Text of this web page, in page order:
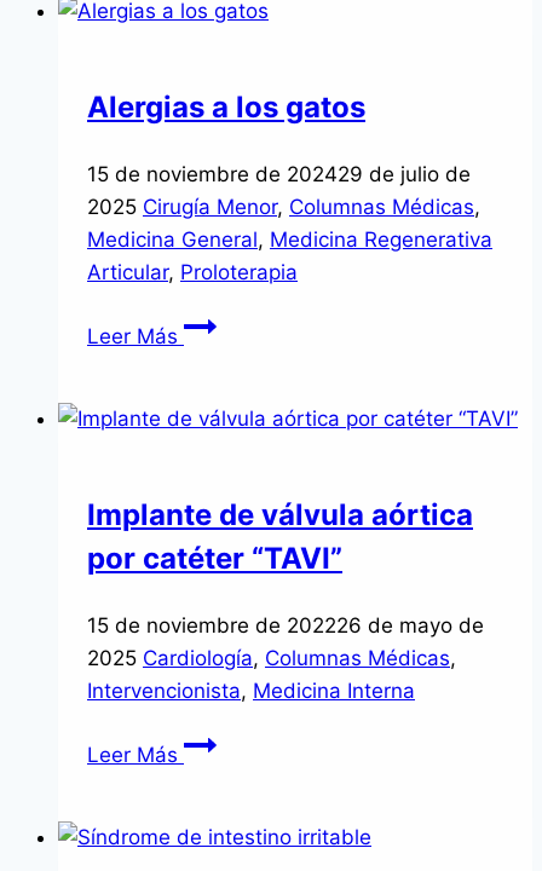
lumbalgia
Alergias a los gatos
15 de noviembre de 202429 de julio de
2025 Cirugía Menor, Columnas Médicas,
Medicina General, Medicina Regenerativa
Articular, Proloterapia
Leer Más Alergias
gatos
Implante de válvula aórtica
por catéter “TAVI”
15 de noviembre de 202226 de mayo de
2025 Cardiología, Columnas Médicas,
Intervencionista, Medicina Interna
Leer Más Implante
aórtica